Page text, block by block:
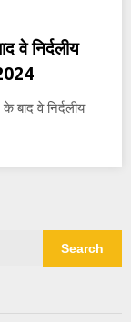
वे निर्दलीय
बाद वे निर्दलीय
Search